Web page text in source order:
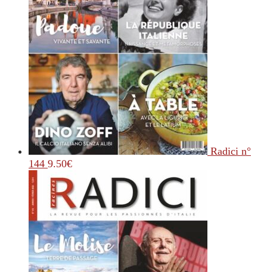
Radici n°
144 9.50€